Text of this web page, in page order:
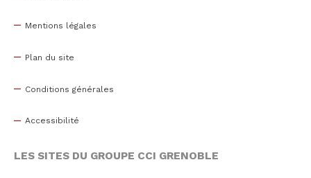
Mentions légales
Plan du site
Conditions générales
Accessibilité
LES SITES DU GROUPE CCI GRENOBLE